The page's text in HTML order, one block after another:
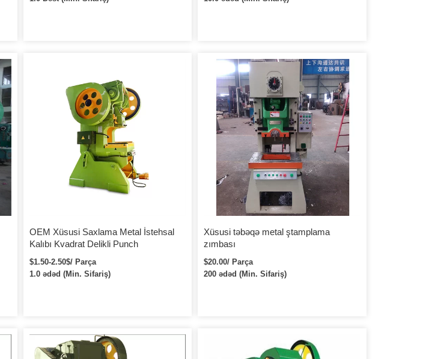
OEM Xüsusi Saxlama Metal İstehsal
Kalıbı Kvadrat Delikli Punch
$1.50-2.50$/ Parça
1.0 ədəd (Min. Sifariş)
Xüsusi təbəqə metal ştamplama
zımbası
$20.00/ Parça
200 ədəd (Min. Sifariş)